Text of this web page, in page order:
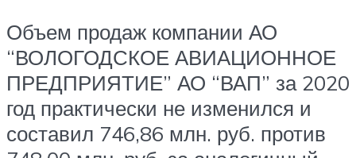
Объем продаж компании АО
“ВОЛОГОДСКОЕ АВИАЦИОННОЕ
ПРЕДПРИЯТИЕ” АО “ВАП” за 2020
год практически не изменился и
составил 746,86 млн. руб. против